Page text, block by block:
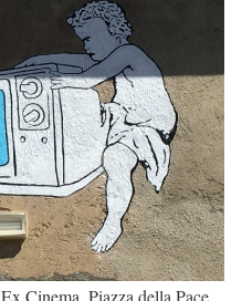
Cinema, Piazza della Pace,